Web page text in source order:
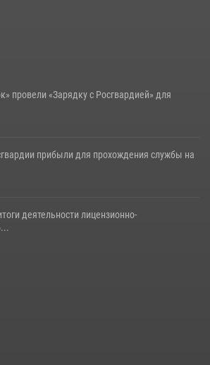
провели «Зарядку с Росгвардией» для
прибыли для прохождения службы на
деятельности лицензионно-